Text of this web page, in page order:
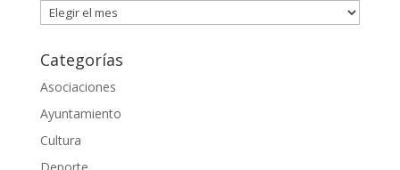
Archivos
Categorías
Asociaciones
Ayuntamiento
Cultura